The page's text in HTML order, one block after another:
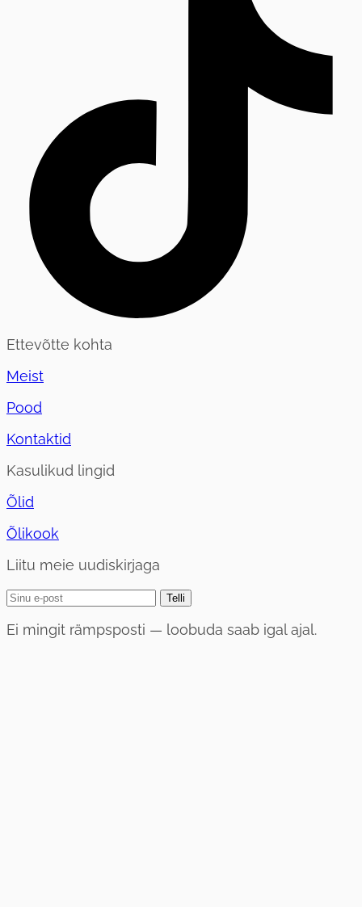
Ettevõtte kohta
Meist
Pood
Kontaktid
Kasulikud lingid
Õlid
Õlikook
Liitu meie uudiskirjaga
Telli
Ei mingit rämpsposti — loobuda saab igal ajal.